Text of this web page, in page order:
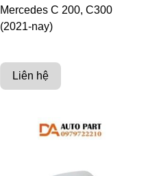
Mercedes C 200, C300
(2021-nay)
Liên hệ